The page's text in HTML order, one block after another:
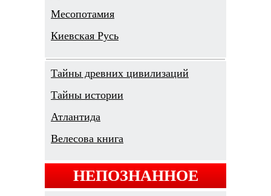
Месопотамия
Киевская Русь
Тайны древних цивилизаций
Тайны истории
Атлантида
Велесова книга
НЕПОЗНАННОЕ